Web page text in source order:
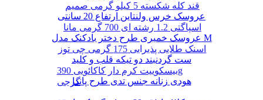
قند کله شکسته 5 کیلو گرمی صمیم
اسپاگتی 1.2 رشته ای 700 گرمی مانا
اسنک طلایی پذیرایی 175 گرمی چی توز
بیسکوییت کرم دار کاکائویی 390g
گرجی
عروسک خرس ولنتاین ارتفاع 20 سانتی
عروسک خمیری طرح دختر بادکنک مدل M
ست گردنبند دو تیکه قلب و کلید
هودی زنانه جنس تدی طرح پاندا